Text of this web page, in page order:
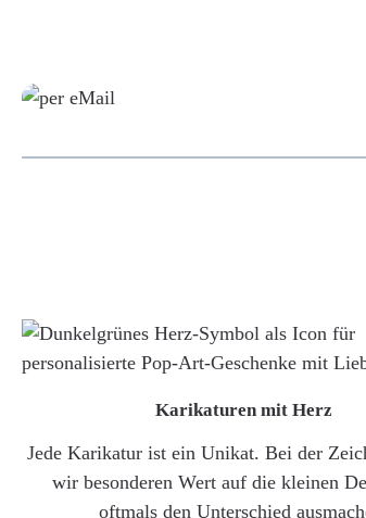
Karikaturen mit Herz
Jede Karikatur ist ein Unikat. Bei der
wir besonderen Wert auf die kleinen
oftmals den Unterschied